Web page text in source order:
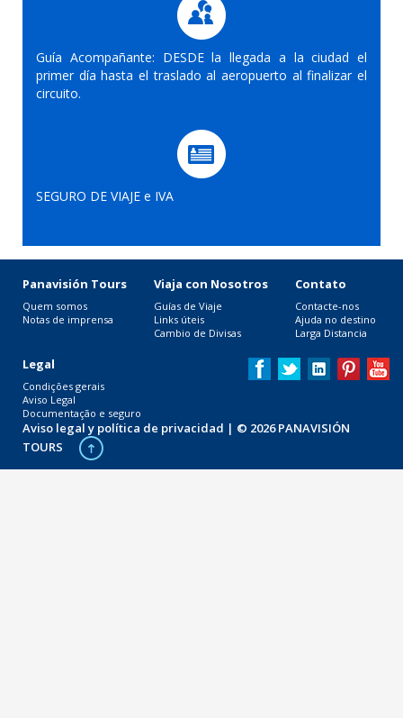
Guía Acompañante: DESDE la llegada a la ciudad el
primer día hasta el traslado al aeropuerto al finalizar el
circuito.
SEGURO DE VIAJE e IVA
Panavisión Tours
Quem somos
Notas de imprensa
Viaja con Nosotros
Guías de Viaje
Links úteis
Cambio de Divisas
Contato
Contacte-nos
Ajuda no destino
Larga Distancia
Legal
Condições gerais
Aviso Legal
Documentação e seguro
Aviso legal y política de privacidad | © 2026 PANAVISIÓN
TOURS